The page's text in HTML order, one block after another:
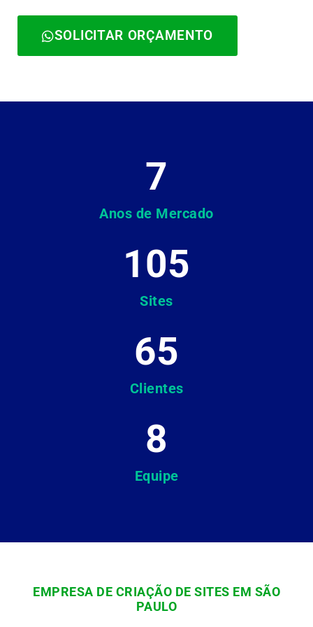
SOLICITAR ORÇAMENTO
Anos de Mercado
7
Sites
105
Clientes
65
Equipe
8
EMPRESA DE CRIAÇÃO DE SITES EM SÃO
PAULO